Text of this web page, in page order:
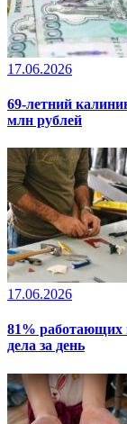
17.06.2026
69-летний
млн рублей
17.06.2026
81% работающих
дела за день